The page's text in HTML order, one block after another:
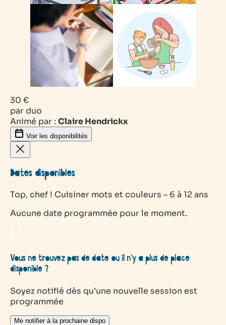
30 €
par duo
Animé par : Claire Hendrickx
Voir les disponibilités
Dates disponibles
Top, chef ! Cuisiner mots et couleurs – 6 à 12 ans
Aucune date programmée pour le moment.
Vous ne trouvez pas de date ou il n’y a plus de place
disponible ?
Soyez notifié dès qu’une nouvelle session est
programmée
Me notifier à la prochaine dispo